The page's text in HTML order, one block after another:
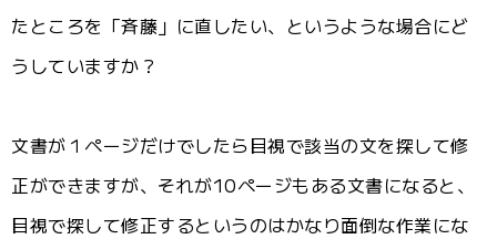
たところを「斉藤」に直したい、というような場合にど
うしていますか？
文書が１ページだけでしたら目視で該当の文を探して修
正ができますが、それが10ページもある文書になると、
目視で探して修正するというのはかなり面倒な作業にな